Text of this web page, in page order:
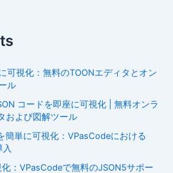
可視化：無料のTOONエディタとオン
ル
コードを即座に可視化 | 無料オンラ
および図解ツール
簡単に可視化：VPasCodeにおける
入
：VPasCodeで無料のJSON5サポー